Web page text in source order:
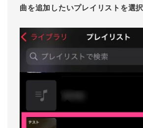
曲を追加したいプレイリストを選択